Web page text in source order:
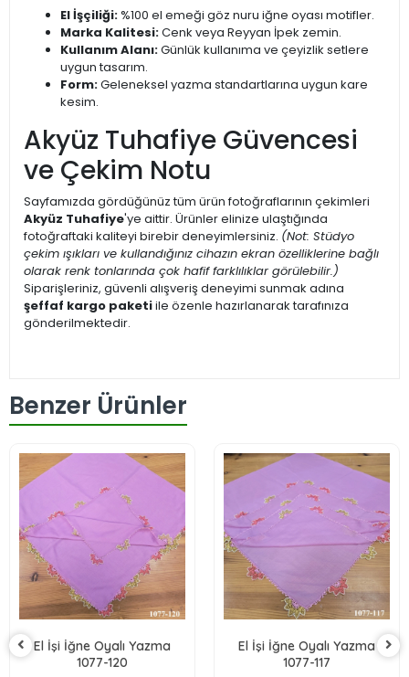
El İşçiliği: %100 el emeği göz nuru iğne oyası motifler.
Marka Kalitesi:Cenk veya Reyyan İpek zemin.
Kullanım Alanı:Günlük kullanıma ve çeyizlik setlere
uygun tasarım.
Form:Geleneksel yazma standartlarına uygun kare
kesim.
Akyüz Tuhafiye Güvencesi
ve Çekim Notu
Sayfamızda gördüğünüz tüm ürün fotoğraflarının çekimleri
Akyüz Tuhafiye'ye aittir. Ürünler elinize ulaştığında
fotoğraftaki kaliteyi birebir deneyimlersiniz. (Not: Stüdyo
çekim ışıkları ve kullandığınız cihazın ekran özelliklerine bağlı
olarak renk tonlarında çok hafif farklılıklar görülebilir.)
Siparişleriniz, güvenli alışveriş deneyimi sunmak adına
şeffaf kargo paketiile özenle hazırlanarak tarafınıza
gönderilmektedir.
Benzer Ürünler
El İşi İğne Oyalı Yazma
1077-120
El İşi İğne Oyalı Yazma
1077-117